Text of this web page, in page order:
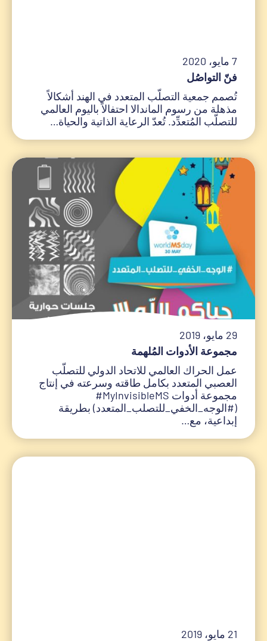
فنّ التواصُل
7 مايو، 2020
تُصمم جمعية التصلّب المتعدد في الهند أشكالاً
مذهلة من رسوم الماندالا احتفالاً باليوم العالمي
للتصلّب المُتعدِّد. تُعدّ الرعاية الذاتية والحياة…
مجموعة الأدوات المُلهمة
29 مايو، 2019
عمل الحراك العالمي للاتحاد الدولي للتصلّب
العصبي المتعدد بكامل طاقته وسرعته في إنتاج
مجموعة أدوات MyInvisibleMS#
(#الوجه_الخفي_للتصلب_المتعدد) بطريقة
إبداعية، مع…
21 مايو، 2019